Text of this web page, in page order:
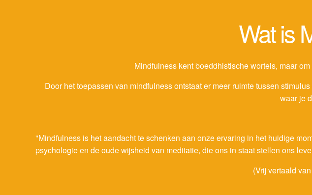
Wat is
Mindfulness kent boeddhistische wortels, maar
Door het toepassen van mindfulness ontstaat er meer ruimte tussen
waar je
"Mindfulness is het aandacht te schenken aan onze ervaring in het huidige
psychologie en de oude wijsheid van meditatie, die ons in staat stellen ons
(Vrij vertaald van